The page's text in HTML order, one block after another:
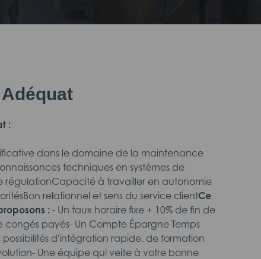
:
dans le domaine de la maintenance
techniques en systèmes de
régulationCapacité à travailler en autonomie
relationnel et sens du service clientCe
:- Un taux horaire fixe + 10% de fin de
congés payés- Un Compte Épargne Temps
possibilités d'intégration rapide, de formation
Une équipe qui veille à votre bonne